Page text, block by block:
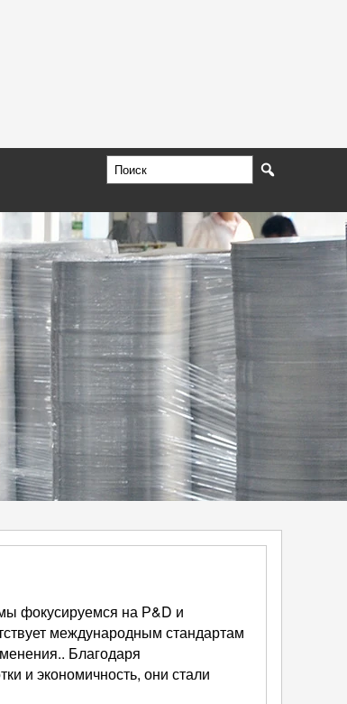
фокусируемся на Р&D и
международным стандартам
Благодаря
и экономичность, они стали